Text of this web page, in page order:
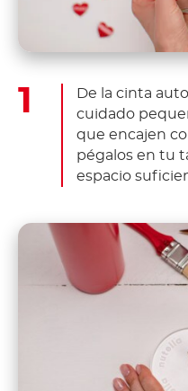
De la cinta
cuidado
que encajen
pégalos en tu
espacio